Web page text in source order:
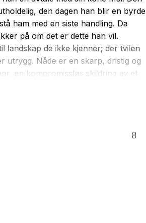
den dagen han blir en byrde
ham med en siste handling. Da
på om det er dette han vil.
landskap de ikke kjenner; der tvilen
Nåde er en skarp, dristig og
en kompromissløs skildring av et
i det alvorligste av alt, om
Fiction Prize i Storbritannia.